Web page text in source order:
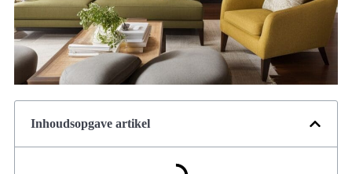
Inhoudsopgave artikel